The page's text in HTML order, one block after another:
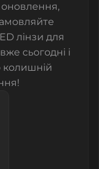
лінзи для
сьогодні і
колишній